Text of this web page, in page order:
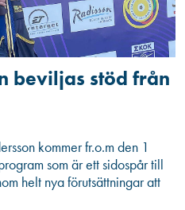
beviljas stöd från
kommer fr.o.m den 1
som är ett sidospår till
helt nya förutsättningar att